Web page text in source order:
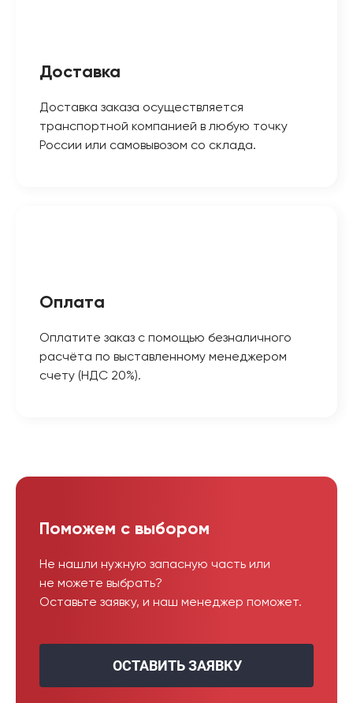
Доставка
Доставка заказа осуществляется
транспортной компанией в любую точку
России или самовывозом со склада.
Оплата
Оплатите заказ с помощью безналичного
расчёта по выставленному менеджером
счету (НДС 20%).
Поможем с выбором
Не нашли нужную запасную часть или
не можете выбрать?
Оставьте заявку, и наш менеджер поможет.
ОСТАВИТЬ ЗАЯВКУ